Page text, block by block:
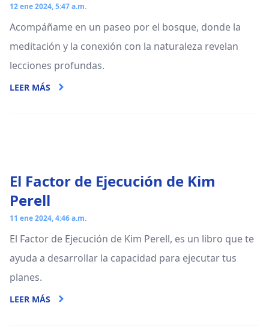
12 ene 2024, 5:47 a.m.
Acompáñame en un paseo por el bosque, donde la
meditación y la conexión con la naturaleza revelan
lecciones profundas.
LEER MÁS
El Factor de Ejecución de Kim
Perell
11 ene 2024, 4:46 a.m.
El Factor de Ejecución de Kim Perell, es un libro que te
ayuda a desarrollar la capacidad para ejecutar tus
planes.
LEER MÁS